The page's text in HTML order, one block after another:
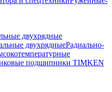
двухрядные
двухрядныеРадиально-
подшипники TIMKEN